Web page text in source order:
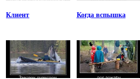
Клиент Когда вспышка